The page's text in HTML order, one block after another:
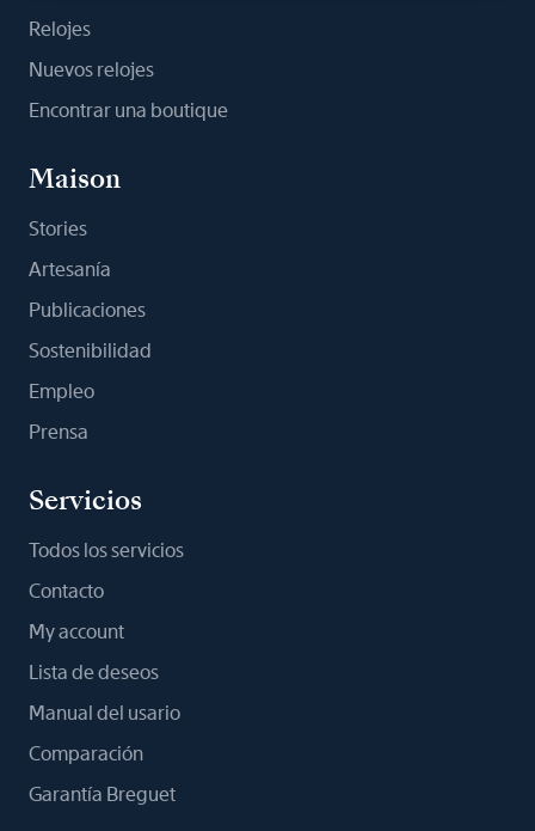
Relojes
Nuevos relojes
Encontrar una boutique
Maison
Stories
Artesanía
Publicaciones
Sostenibilidad
Empleo
Prensa
Servicios
Todos los servicios
Contacto
My account
Lista de deseos
Manual del usario
Comparación
Garantía Breguet